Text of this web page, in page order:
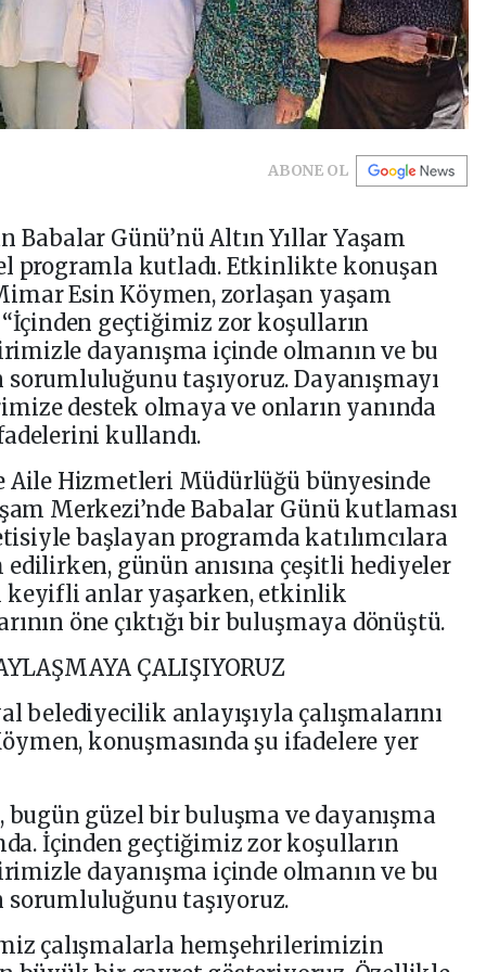
ABONE OL
Günü’nü Altın Yıllar Yaşam
programla kutladı. Etkinlikte konuşan
Esin Köymen, zorlaşan yaşam
geçtiğimiz zor koşulların
dayanışma içinde olmanın ve bu
taşıyoruz. Dayanışmayı
destek olmaya ve onların yanında
kullandı.
Aile Hizmetleri Müdürlüğü bünyesinde
Merkezi’nde Babalar Günü kutlaması
başlayan programda katılımcılara
günün anısına çeşitli hediyeler
keyifli anlar yaşarken, etkinlik
öne çıktığı bir buluşmaya dönüştü.
ÇALIŞIYORUZ
belediyecilik anlayışıyla çalışmalarını
konuşmasında şu ifadelere yer
bugün güzel bir buluşma ve dayanışma
İçinden geçtiğimiz zor koşulların
dayanışma içinde olmanın ve bu
taşıyoruz.
çalışmalarla hemşehrilerimizin